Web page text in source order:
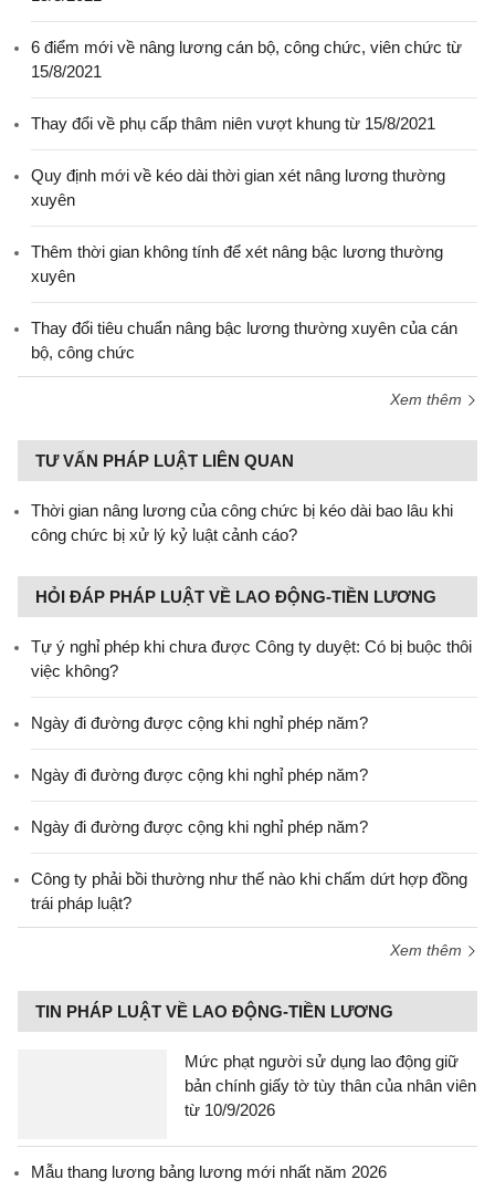
6 điểm mới về nâng lương cán bộ, công chức, viên chức từ
15/8/2021
Thay đổi về phụ cấp thâm niên vượt khung từ 15/8/2021
Quy định mới về kéo dài thời gian xét nâng lương thường
xuyên
Thêm thời gian không tính để xét nâng bậc lương thường
xuyên
Thay đổi tiêu chuẩn nâng bậc lương thường xuyên của cán
bộ, công chức
Xem thêm
TƯ VẤN PHÁP LUẬT LIÊN QUAN
​Thời gian nâng lương của công chức bị kéo dài bao lâu khi
công chức bị xử lý kỷ luật cảnh cáo?
HỎI ĐÁP PHÁP LUẬT VỀ LAO ĐỘNG-TIỀN LƯƠNG
Tự ý nghỉ phép khi chưa được Công ty duyệt: Có bị buộc thôi
việc không?
Ngày đi đường được cộng khi nghỉ phép năm?
Ngày đi đường được cộng khi nghỉ phép năm?
Ngày đi đường được cộng khi nghỉ phép năm?
Công ty phải bồi thường như thế nào khi chấm dứt hợp đồng
trái pháp luật?
Xem thêm
TIN PHÁP LUẬT VỀ LAO ĐỘNG-TIỀN LƯƠNG
Mức phạt người sử dụng lao động giữ
bản chính giấy tờ tùy thân của nhân viên
từ 10/9/2026
Mẫu thang lương bảng lương mới nhất năm 2026